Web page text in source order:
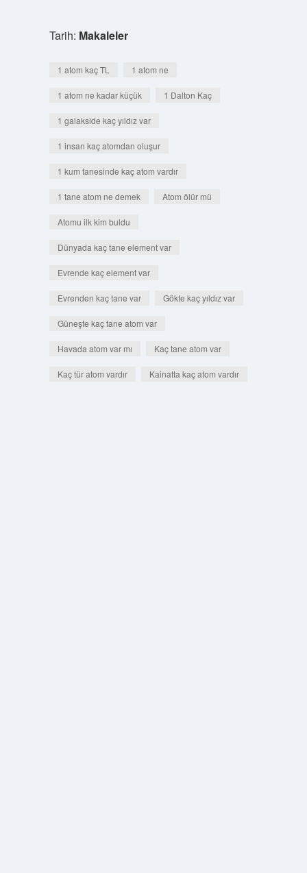
Tarih: Makaleler
1 atom kaç TL 1 atom ne
1 atom ne kadar küçük 1 Dalton Kaç
1 galakside kaç yıldız var
1 insan kaç atomdan oluşur
1 kum tanesinde kaç atom vardır
1 tane atom ne demek Atom ölür mü
Atomu ilk kim buldu
Dünyada kaç tane element var
Evrende kaç element var
Evrenden kaç tane var Gökte kaç yıldız var
Güneşte kaç tane atom var
Havada atom var mı Kaç tane atom var
Kaç tür atom vardır Kainatta kaç atom vardır